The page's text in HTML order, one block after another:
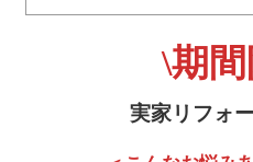
\期
実家リフォ